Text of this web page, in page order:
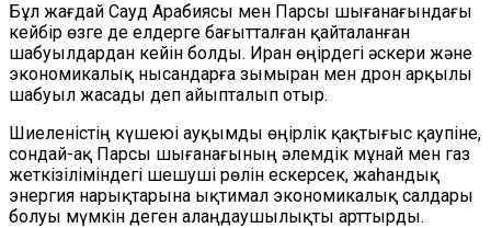
Бұл жағдай Сауд Арабиясы мен Парсы шығанағындағы
кейбір өзге де елдерге бағытталған қайталанған
шабуылдардан кейін болды. Иран өңірдегі әскери және
экономикалық нысандарға зымыран мен дрон арқылы
шабуыл жасады деп айыпталып отыр.
Шиеленістің күшеюі ауқымды өңірлік қақтығыс қаупіне,
сондай-ақ Парсы шығанағының әлемдік мұнай мен газ
жеткізіліміндегі шешуші рөлін ескерсек, жаһандық
энергия нарықтарына ықтимал экономикалық салдары
болуы мүмкін деген алаңдаушылықты арттырды.